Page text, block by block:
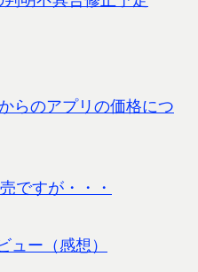
らのアプリの価格につ
ですが・・・
ュー（感想）